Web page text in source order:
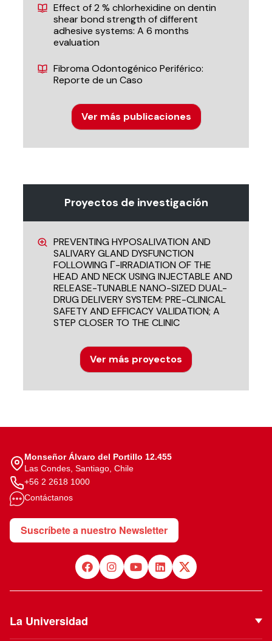
Effect of 2 % chlorhexidine on dentin
shear bond strength of different
adhesive systems: A 6 months
evaluation
Fibroma Odontogénico Periférico:
Reporte de un Caso
Ver más publicaciones
Proyectos de investigación
PREVENTING HYPOSALIVATION AND
SALIVARY GLAND DYSFUNCTION
FOLLOWING Γ-IRRADIATION OF THE
HEAD AND NECK USING INJECTABLE AND
RELEASE-TUNABLE NANO-SIZED DUAL-
DRUG DELIVERY SYSTEM: PRE-CLINICAL
SAFETY AND EFFICACY VALIDATION; A
STEP CLOSER TO THE CLINIC
Ver más proyectos
Monseñor Álvaro del Portillo 12.455
Las Condes, Santiago, Chile
+56 2 2618 1000
Contáctanos
Suscríbete a nuestro Newsletter
La Universidad